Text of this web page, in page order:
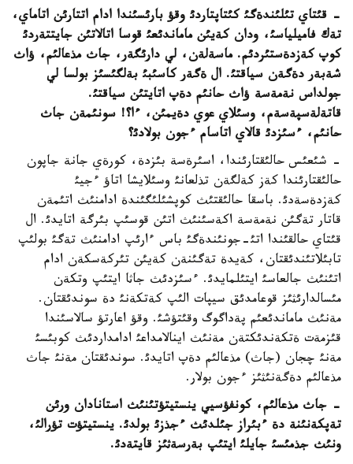
- قئتاي تئلئندةگئ كئتاپتاردئ وقؤ بارئسئندا ادام اتتارئن اتاماي،
تةك فاميلياسئ، ودان كةيئن ماماندئعئ قوسا اتالاتئن جايتتةردئ
كوپ كةزدةستئردئم. ماسةلةن، لي دارئگةر، جاث مذعالئم، ؤاث
شةبةر دةگةن سياقتئ. ال ةگةر كاسئبئ بةلگئسئز بولسا لي
جولداس نةمةسة ؤاث حانئم دةپ اتايتئن سياقتئ.
قاتةلةسپةسةم، وسئلاي عوي دةيمئن، ءا؟! سونئمةن جاث
حانئم، ءسئزدئ قالاي اتاسام ءجون بولادئ؟
- شئعئس حالئقتارئندا، اسئرةسة بئزدة، كورةي جانة جاپون
حالئقتارئندا كةز كةلگةن تذلعانئ وسئلايشا اتاؤ ءجيئ
كةزدةسةدئ. باسقا حالئقتئث كوپشئلئگئندة ادامنئث اتئمةن
قاتار تةگئن نةمةسة اكةسئنئث اتئن قوسئپ بئرگة اتايدئ. ال
قئتاي حالقئندا اتئ-جونئندةگئ باس ءارئپ ادامنئث تةگئ بولئپ
تابئلاتئندئقتان، كةيدة تةگئنةن كةيئن تئركةسكةن ادام
اتئنئث جالعاسئ ايتئلمايدئ. ءسئزدئث جاثا ايتئپ وتكةن
مئسالدارئثئز قوعامدئق سيپات الئپ كةتكةنئ دة سوندئقتان.
مةنئث ماماندئعئم پةداگوگ وقئتؤشئ. وقؤ اعارتؤ سالاسئندا
قئزمةت ةتكةندئكتةن مةنئث اينالامداعئ ادامداردئث كوبئسئ
مةنئ چجان (جاث) مذعالئم دةپ اتايدئ. سوندئقتان مةنئ جاث
مذعالئم دةگةنئثئز ءجون بولار.
- جاث مذعالئم، كونفؤسيي ينستيتؤتئنئث استانادان ورئن
تةپكةنئنة دة ءبئراز جئلدئث ءجذزئ بولدئ. ينستيتؤت تؤرالئ،
ونئث جذمئسئ جايلئ ايتئپ بةرسةثئز قايتةدئ.